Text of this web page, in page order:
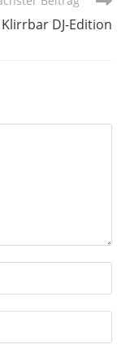
DJ-Edition